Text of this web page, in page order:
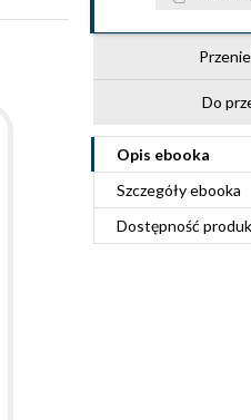
Do
Opis ebooka
Szczegółyebooka
Dostępność